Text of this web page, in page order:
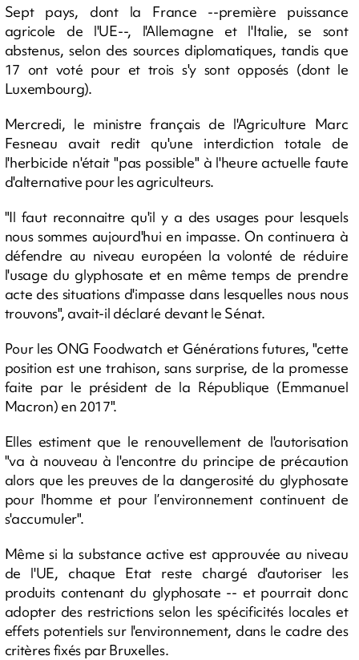
Sept pays, dont la France --première puissance
agricole de l'UE--, l'Allemagne et l'Italie, se sont
abstenus, selon des sources diplomatiques, tandis que
17 ont voté pour et trois s'y sont opposés (dont le
Luxembourg).
Mercredi, le ministre français de l'Agriculture Marc
Fesneau avait redit qu'une interdiction totale de
l'herbicide n'était "pas possible" à l'heure actuelle faute
d'alternative pour les agriculteurs.
"Il faut reconnaitre qu'il y a des usages pour lesquels
nous sommes aujourd'hui en impasse. On continuera à
défendre au niveau européen la volonté de réduire
l'usage du glyphosate et en même temps de prendre
acte des situations d'impasse dans lesquelles nous nous
trouvons", avait-il déclaré devant le Sénat.
Pour les ONG Foodwatch et Générations futures, "cette
position est une trahison, sans surprise, de la promesse
faite par le président de la République (Emmanuel
Macron) en 2017".
Elles estiment que le renouvellement de l'autorisation
"va à nouveau à l'encontre du principe de précaution
alors que les preuves de la dangerosité du glyphosate
pour l'homme et pour l’environnement continuent de
s'accumuler".
Même si la substance active est approuvée au niveau
de l'UE, chaque Etat reste chargé d'autoriser les
produits contenant du glyphosate -- et pourrait donc
adopter des restrictions selon les spécificités locales et
effets potentiels sur l'environnement, dans le cadre des
critères fixés par Bruxelles.